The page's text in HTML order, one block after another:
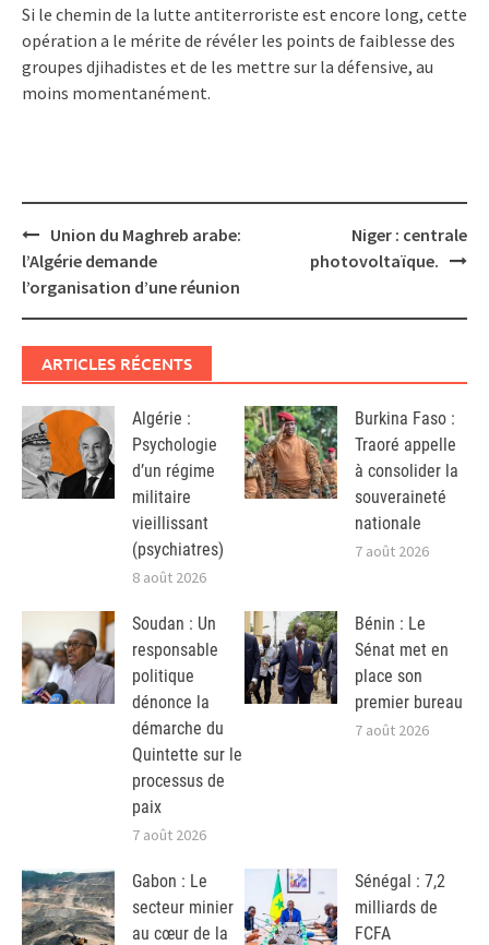
Si le chemin de la lutte antiterroriste est encore long, cette
opération a le mérite de révéler les points de faiblesse des
groupes djihadistes et de les mettre sur la défensive, au
moins momentanément.
Post
navigation
Union du Maghreb arabe:
l’Algérie demande
l’organisation d’une réunion
Niger : centrale
photovoltaïque.
ARTICLES RÉCENTS
Algérie :
Psychologie
d’un régime
militaire
vieillissant
(psychiatres)
8 août 2026
Burkina Faso :
Traoré appelle
à consolider la
souveraineté
nationale
7 août 2026
Soudan : Un
responsable
politique
dénonce la
démarche du
Quintette sur le
processus de
paix
7 août 2026
Bénin : Le
Sénat met en
place son
premier bureau
7 août 2026
Gabon : Le
secteur minier
au cœur de la
Sénégal : 7,2
milliards de
FCFA